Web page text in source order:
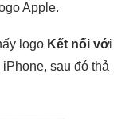
Apple.
logo Kết nối với
sau đó thả